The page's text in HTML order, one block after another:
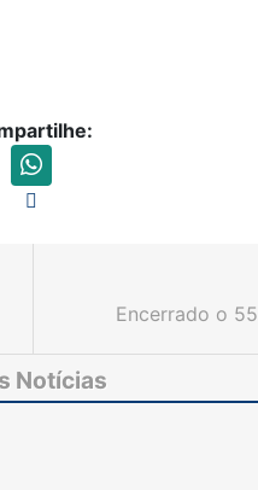
Encerrado o
Notícias